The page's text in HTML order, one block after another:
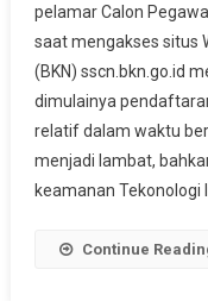
pelamar Calon
saat mengakses situs
(BKN) sscn.bkn.go.id
dimulainya
relatif dalam waktu
menjadi lambat,
keamanan Tekonologi
Continue